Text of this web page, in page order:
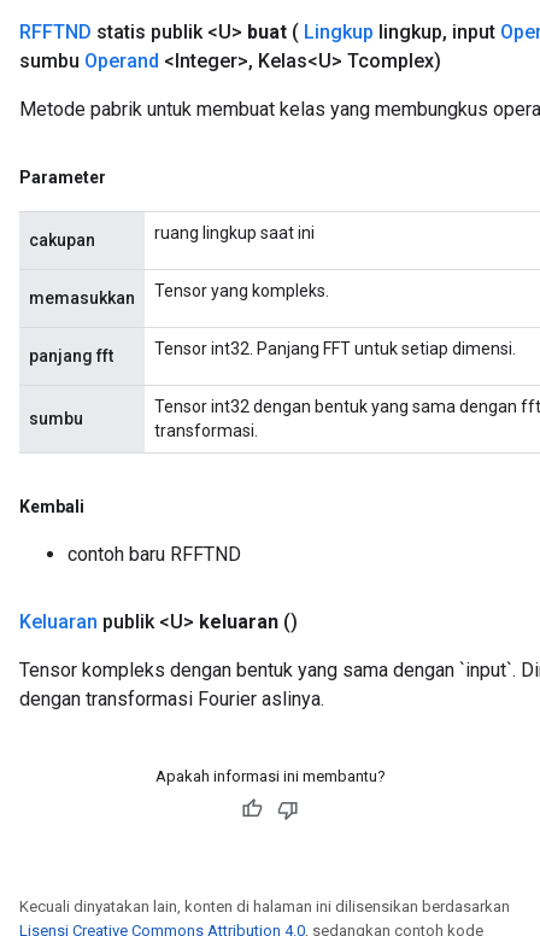
RFFTND statis publik <U> buat ( Lingkup lingkup, input
sumbu Operand <Integer>, Kelas<U> Tcomplex)
Metode pabrik untuk membuat kelas yang membungkus
Parameter
cakupan ruang lingkup saat ini
memasukkan Tensor yang kompleks.
panjang fft Tensor int32. Panjang FFT untuk setiap dimensi.
sumbu
Tensor int32 dengan bentuk yang sama dengan
transformasi.
Kembali
contoh baru RFFTND
Keluaran publik <U> keluaran ()
Tensor kompleks dengan bentuk yang sama dengan `input`.
dengan transformasi Fourier aslinya.
Apakah informasi ini membantu?
Kecuali dinyatakan lain, konten di halaman ini dilisensikan berdasarkan
Lisensi Creative Commons Attribution 4.0, sedangkan contoh kode